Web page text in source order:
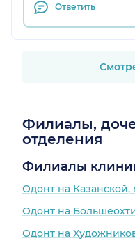
Ответить
Филиалы,
отделения
Филиалы
Одонт на
Одонт на
Одонт на